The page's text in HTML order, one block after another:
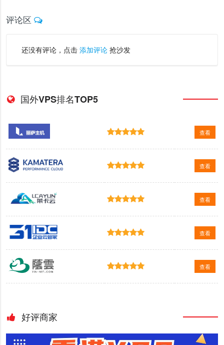
评论区
还没有评论，点击 添加评论抢沙发
国外VPS排名TOP5
查看
查看
查看
查看
查看
好评商家